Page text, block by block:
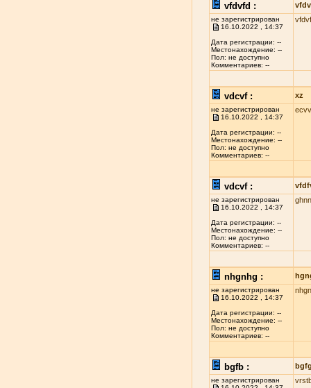
vfdvfd : vfdv
не зарегистрирован
16.10.2022 , 14:37
Дата регистрации: --
Местонахождение: --
Пол: не доступно
Комментариев: --
vfdvf
vdcvf : xz
не зарегистрирован
16.10.2022 , 14:37
Дата регистрации: --
Местонахождение: --
Пол: не доступно
Комментариев: --
vdcvf :
не зарегистрирован
16.10.2022 , 14:37
Дата регистрации: --
Местонахождение: --
Пол: не доступно
Комментариев: --
nhgnhg :
не зарегистрирован
16.10.2022 , 14:37
Дата регистрации: --
Местонахождение: --
Пол: не доступно
Комментариев: --
bgfb :
не зарегистрирован